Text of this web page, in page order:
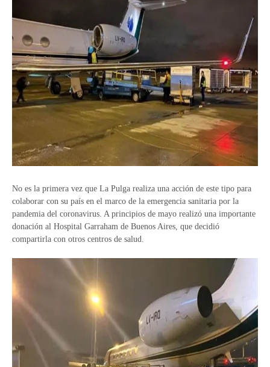
No es la primera vez que La Pulga realiza una acción de este tipo para
colaborar con su país en el marco de la emergencia sanitaria por la
pandemia del coronavirus. A principios de mayo realizó una importante
donación al Hospital Garraham de Buenos Aires, que decidió
compartirla con otros centros de salud.